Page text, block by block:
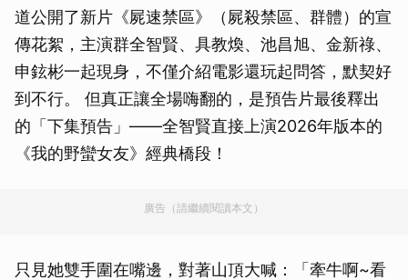
道公開了新片《屍速禁區》（屍殺禁區、群體）的宣
傳花絮，主演群全智賢、具教煥、池昌旭、金新祿、
申鉉彬一起現身，不僅介紹電影還玩起問答，默契好
到不行。 但真正讓全場嗨翻的，是預告片最後釋出
的「下集預告」——全智賢直接上演2026年版本的
《我的野蠻女友》經典橋段！
廣告（請繼續閱讀本文）
只見她雙手圍在嘴邊，對著山頂大喊：「牽牛啊~看